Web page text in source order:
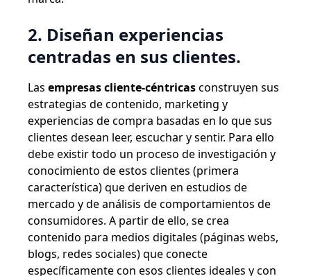
2. Diseñan experiencias
centradas en sus clientes.
Las empresas cliente-céntricasconstruyen sus
estrategias de contenido, marketing y
experiencias de compra basadas en lo que sus
clientes desean leer, escuchar y sentir. Para ello
debe existir todo un proceso de investigación y
conocimiento de estos clientes (primera
característica) que deriven en estudios de
mercado y de análisis de comportamientos de
consumidores. A partir de ello, se crea
contenido para medios digitales (páginas webs,
blogs, redes sociales) que conecte
específicamente con esos clientes ideales y con